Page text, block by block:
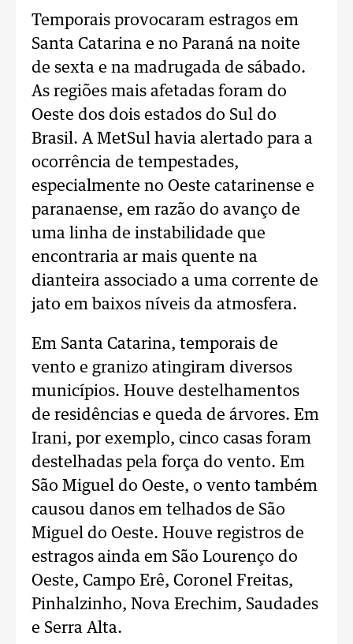
Temporais provocaram estragos em
Santa Catarina e no Paraná na noite
de sexta e na madrugada de sábado.
As regiões mais afetadas foram do
Oeste dos dois estados do Sul do
Brasil. A MetSul havia alertado para a
ocorrência de tempestades,
especialmente no Oeste catarinense e
paranaense, em razão do avanço de
uma linha de instabilidade que
encontraria ar mais quente na
dianteira associado a uma corrente de
jato em baixos níveis da atmosfera.
Em Santa Catarina, temporais de
vento e granizo atingiram diversos
municípios. Houve destelhamentos
de residências e queda de árvores. Em
Irani, por exemplo, cinco casas foram
destelhadas pela força do vento. Em
São Miguel do Oeste, o vento também
causou danos em telhados de São
Miguel do Oeste. Houve registros de
estragos ainda em São Lourenço do
Oeste, Campo Erê, Coronel Freitas,
Pinhalzinho, Nova Erechim, Saudades
e Serra Alta.